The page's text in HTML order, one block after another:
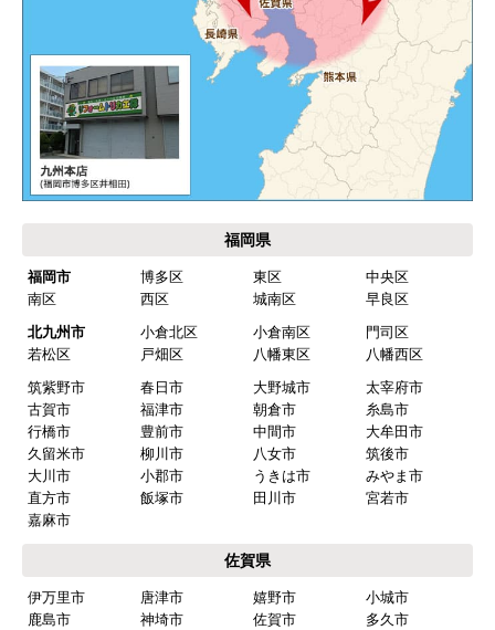
別の部屋もお願いしたいと考えていたが、少々不
akagenoane
欲しい商品をスムーズに注文できましたか？
予定の期日までに商品が届きましたか？
商品の梱包は必要十分なものでしたか？
またこのショップを利用したいですか？
文時期】2026年03月頃（モバイルから）
【このショップを選んだ理由は？】
福岡県
福岡市 博多区 東区
中央区
南区
西区 城南区
早良区
北九州市
小倉北区 小倉南区
門司区
若松区
戸畑区 八幡東区
八幡西区
筑紫野市
春日市 大野城市
太宰府市
古賀市
福津市 朝倉市
糸島市
行橋市
豊前市 中間市
大牟田市
久留米市
柳川市 八女市
筑後市
大川市
小郡市 うきは市
みやま市
直方市
飯塚市 田川市
宮若市
嘉麻市
佐賀県
伊万里市 唐津市 嬉野市
小城市
鹿島市
神埼市 佐賀市
多久市